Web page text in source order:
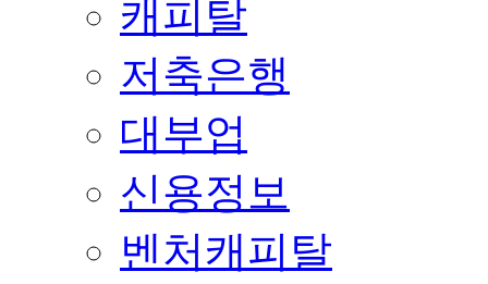
캐피탈
저축은행
대부업
신용정보
벤처캐피탈